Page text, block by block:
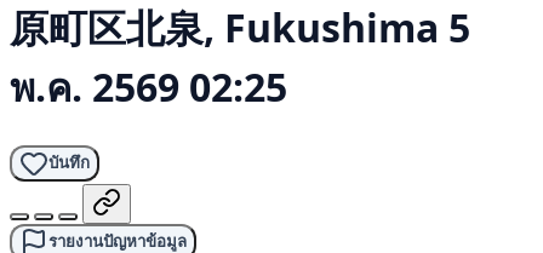
原町区北泉, Fukushima 5
พ.ค. 2569 02:25
บันทึก
รายงานปัญหาข้อมูล